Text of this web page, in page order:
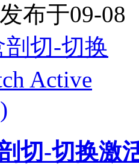
布于09-08
切-切换激